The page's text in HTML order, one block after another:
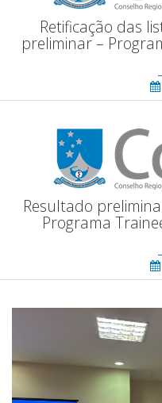
Retificação das
preliminar –
Resultado
Programa